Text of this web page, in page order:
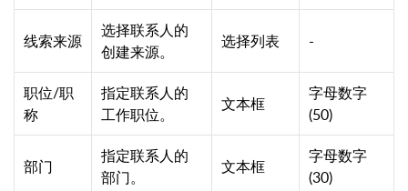
线索来源
选择联系人的
创建来源。
选择列表 -
职位/职
称
指定联系人的
工作职位。
文本框
字母数字
(50)
部门
指定联系人的
部门。
文本框
字母数字
(30)